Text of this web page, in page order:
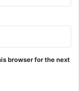
browser for the next